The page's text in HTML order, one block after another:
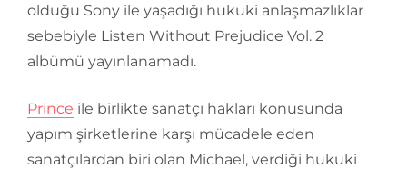
olduğu Sony ile yaşadığı hukuki anlaşmazlıklar
sebebiyle Listen Without Prejudice Vol. 2
albümü yayınlanamadı.
Prince ile birlikte sanatçı hakları konusunda
yapım şirketlerine karşı mücadele eden
sanatçılardan biri olan Michael, verdiği hukuki